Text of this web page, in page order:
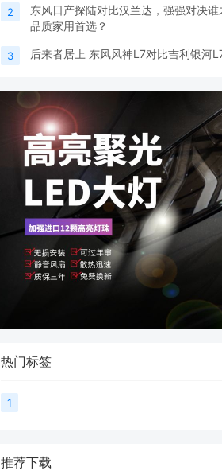
2
东风日产探陆对比汉兰达，强强对决谁
品质家用首选？
3 后来者居上 东风风神L7对比吉利银河
热门标签
1
推荐下载